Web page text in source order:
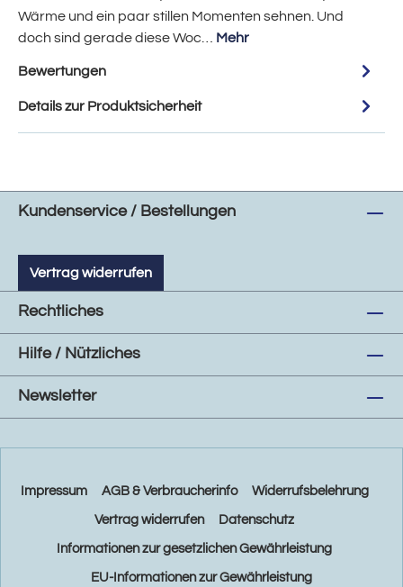
Wärme und ein paar stillen Momenten sehnen. Und
doch sind gerade diese Woc… Mehr
Bewertungen
Details zur Produktsicherheit
Kundenservice / Bestellungen
Vertrag widerrufen
Rechtliches
Hilfe / Nützliches
Newsletter
Impressum AGB & Verbraucherinfo Widerrufsbelehrung
Vertrag widerrufen Datenschutz
Informationen zur gesetzlichen Gewährleistung
EU-Informationen zur Gewährleistung